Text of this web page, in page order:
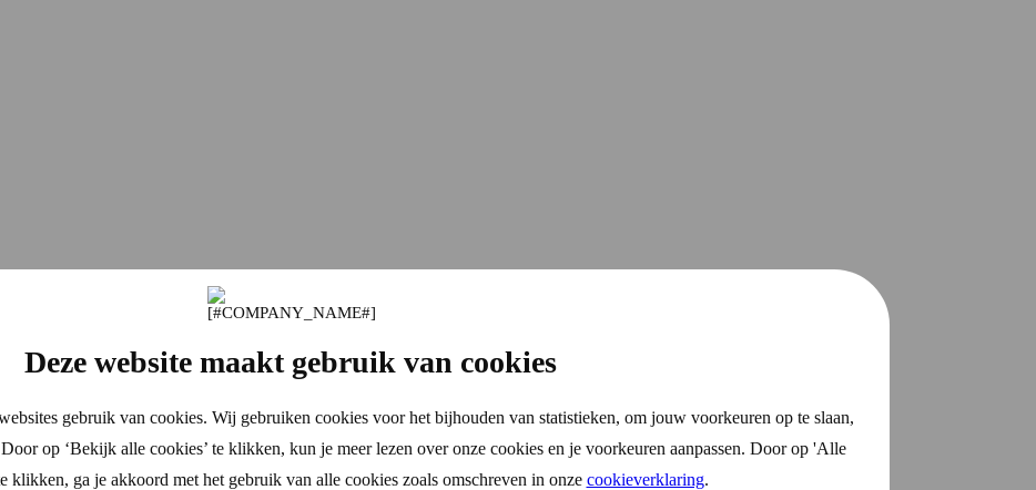
Deze website maakt gebruik van cookies
gebruik van cookies. Wij gebruiken cookies voor het bijhouden van statistieken, om jouw voorkeuren op te slaan,
op ‘Bekijk alle cookies’ te klikken, kun je meer lezen over onze cookies en je voorkeuren aanpassen. Door op 'Alle
klikken, ga je akkoord met het gebruik van alle cookies zoals omschreven in onze cookieverklaring.